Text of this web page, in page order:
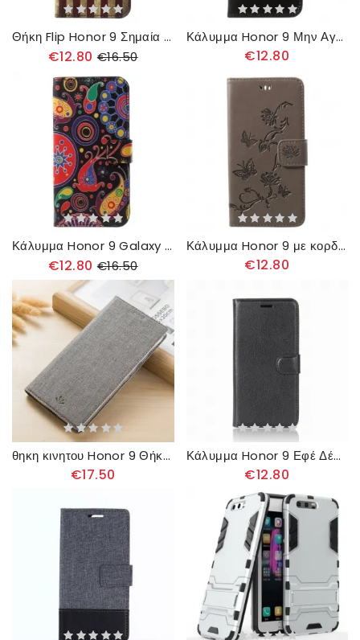
Θήκη Flip Honor 9 Σημαία Ηπα
€12.80 €16.50
Κάλυμμα Honor 9 Μην Αγγίζετε Το Τηλέφωνό Μου
€12.80
Κάλυμμα Honor 9 Galaxy Design
€12.80 €16.50
Κάλυμμα Honor 9 με κορδονι Πεταλούδες Και Λουλούδια Strappy
€12.80
θηκη κινητου Honor 9 Θήκη Flip Υφή
€17.50
Κάλυμμα Honor 9 Εφέ Δέρματος
€12.80